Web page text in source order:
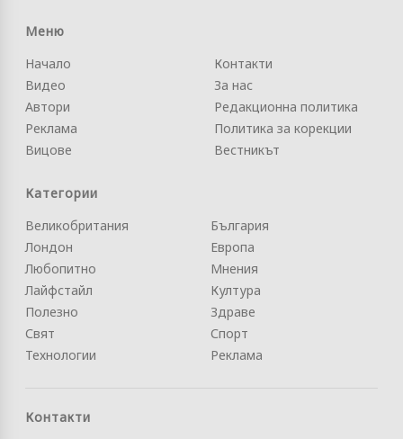
Меню
Начало
Видео
Автори
Реклама
Вицове
Контакти
За нас
Редакционна политика
Политика за корекции
Вестникът
Категории
Великобритания
Лондон
Любопитно
Лайфстайл
Полезно
Свят
Технологии
България
Европа
Мнения
Култура
Здраве
Спорт
Реклама
Контакти